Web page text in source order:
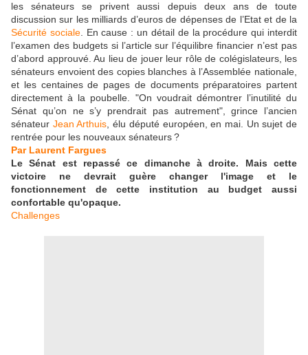
les sénateurs se privent aussi depuis deux ans de toute
discussion sur les milliards d’euros de dépenses de l’Etat et de la
Sécurité sociale. En cause : un détail de la procédure qui interdit
l’examen des budgets si l’article sur l’équilibre financier n’est pas
d’abord approuvé. Au lieu de jouer leur rôle de colégislateurs, les
sénateurs envoient des copies blanches à l’Assemblée nationale,
et les centaines de pages de documents préparatoires partent
directement à la poubelle. "On voudrait démontrer l’inutilité du
Sénat qu’on ne s’y prendrait pas autrement", grince l’ancien
sénateur Jean Arthuis, élu député européen, en mai. Un sujet de
rentrée pour les nouveaux sénateurs ?
Par Laurent Fargues
Le Sénat est repassé ce dimanche à droite. Mais cette
victoire ne devrait guère changer l'image et le
fonctionnement de cette institution au budget aussi
confortable qu'opaque.
Challenges